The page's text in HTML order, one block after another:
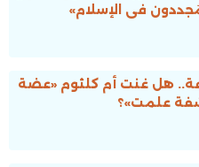
فى الإسلام»
هل غنت أم كلثوم «عضة
علمت»؟